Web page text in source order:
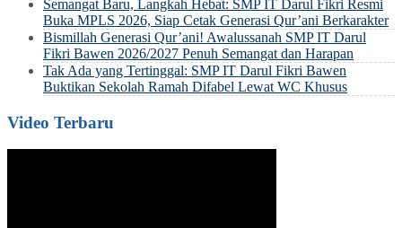
Semangat Baru, Langkah Hebat: SMP IT Darul Fikri Resmi
Buka MPLS 2026, Siap Cetak Generasi Qur’ani Berkarakter
Bismillah Generasi Qur’ani! Awalussanah SMP IT Darul
Fikri Bawen 2026/2027 Penuh Semangat dan Harapan
Tak Ada yang Tertinggal: SMP IT Darul Fikri Bawen
Buktikan Sekolah Ramah Difabel Lewat WC Khusus
Video Terbaru